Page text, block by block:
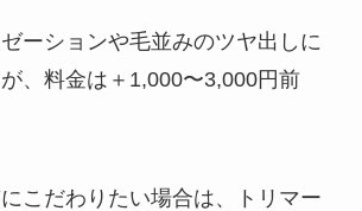
ーションや毛並みのツヤ出しに
、料金は＋1,000〜3,000円前
こだわりたい場合は、トリマー